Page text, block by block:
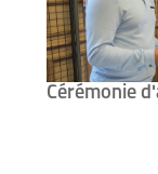
Cérémonie